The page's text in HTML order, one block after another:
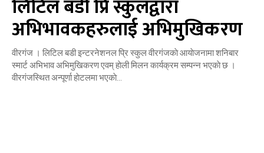
लिटिल बडी प्रि स्कुलद्वारा
अभिभावकहरुलाई अभिमुखिकरण
वीरगंज । लिटिल बडी इन्टरनेशनल प्रि स्कुल वीरगंजकाे आयाेजनामा शनिबार
स्मार्ट अभिभाव अभिमुखिकरण एवम् हाेली मिलन कार्यक्रम सम्पन्न भएकाे छ ।
वीरगंजस्थित अन्पूर्णा हाेटलमा भएकाे...